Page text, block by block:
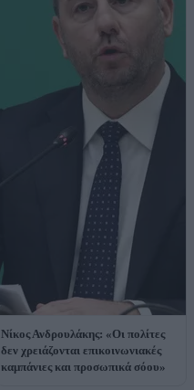
Νίκος Ανδρουλάκης: «Οι πολίτες
δεν χρειάζονται επικοινωνιακές
καμπάνιες και προσωπικά σόου»